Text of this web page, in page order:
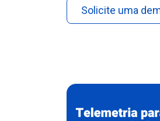
Solicite uma